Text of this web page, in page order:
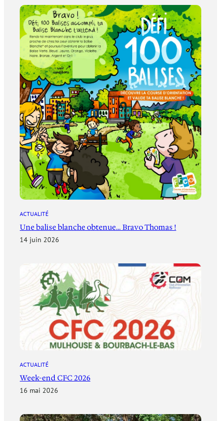
ACTUALITÉ
Une balise blanche obtenue… Bravo Thomas !
14 juin 2026
ACTUALITÉ
Week-end CFC 2026
16 mai 2026